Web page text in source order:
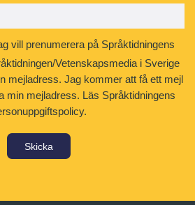
vill prenumerera på Språktidningens
Vetenskapsmedia i Sverige
mejladress. Jag kommer att få ett mejl
min mejladress. Läs Språktidningens
Skicka